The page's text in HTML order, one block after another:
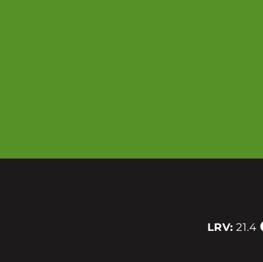
LRV: 21.4